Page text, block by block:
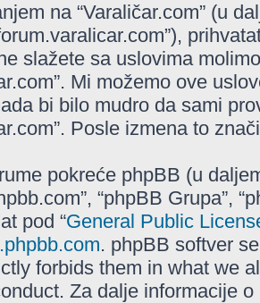
na “Varaličar.com” (u
slažete sa uslovima
Mi možemo ove
bi bilo mudro da sami
Posle izmena to
pokreće phpBB (u
“phpBB Grupa”,
pod “General Public
. phpBB softver
forbids them in what we
Za dalje informacije